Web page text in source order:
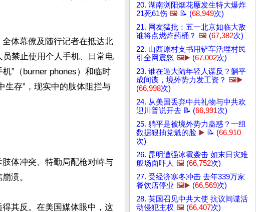
体幕僚及随行记者在抵达北
员禁止使用个人手机、日常电
”（burner phones）和临时
生存”，现实中的肢体阻拦与
体冲突、特勤局配枪对峙与
溃。
其反。在美国媒体眼中，这
20. 湖南浏阳烟花厰发生特大爆炸
21死61伤 🖼️ 📝 (68,949次)
21. 网友猛批：五一北京如临大敌
谁将点燃炸药桶？ 🖼️ (67,382次)
22. 山西原村支书用铲车活埋村民
引全网震怒 🖼️▶️ (67,002次)
23. 谁在逼大陆年轻人谋反？躺平
成间谍，境外势力发工资？ 🖼️▶️
(66,998次)
24. 从美国丢弃中共礼物与中共欢
迎川普说开去 📝 (66,991次)
25. 躺平是被境外势力蛊惑？一组
数据狠抽党魁的脸 ▶️ 📝 (66,910
次)
26. 昆明遭强冰雹袭击 如末日灾难
般场面吓人 🖼️ (66,752次)
27. 受经济寒冬冲击 去年339万家
餐饮店停业 🖼️▶️ (66,569次)
28. 英国召见中共大使 抗议间谍活
动侵犯主权 🖼️ (66,407次)